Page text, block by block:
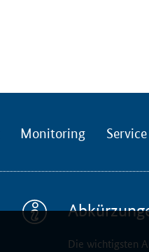
Monitoring Service
Die wichtigsten